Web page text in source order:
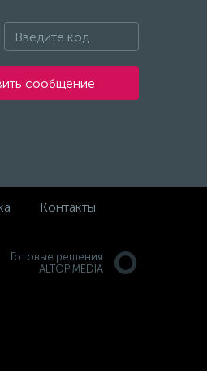
сообщение
Контакты
Готовые решения
ALTOP MEDIA